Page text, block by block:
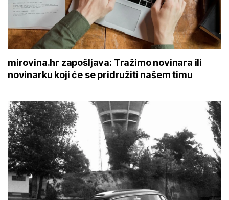
mirovina.hr zapošljava: Tražimo novinara ili
novinarku koji će se pridružiti našem timu